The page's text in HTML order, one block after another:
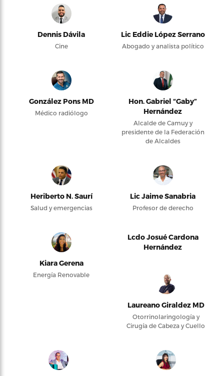
Dennis Dávila
Cine
Lic Eddie López Serrano
Abogado y analista político
González Pons MD
Médico radiólogo
Hon. Gabriel “Gaby”
Hernández
Alcalde de Camuy y
presidente de la Federación
de Alcaldes
Heriberto N. Saurí
Salud y emergencias
Lic Jaime Sanabria
Profesor de derecho
Kiara Gerena
Energía Renovable
Lcdo Josué Cardona
Hernández
Laureano Giraldez MD
Otorrinolaringología y
Cirugía de Cabeza y Cuello